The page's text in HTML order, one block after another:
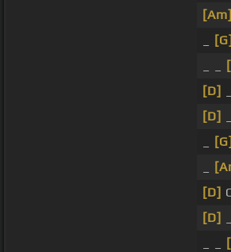
[Am]
[G]
[D]
[D]
[G]
[D]
[D]